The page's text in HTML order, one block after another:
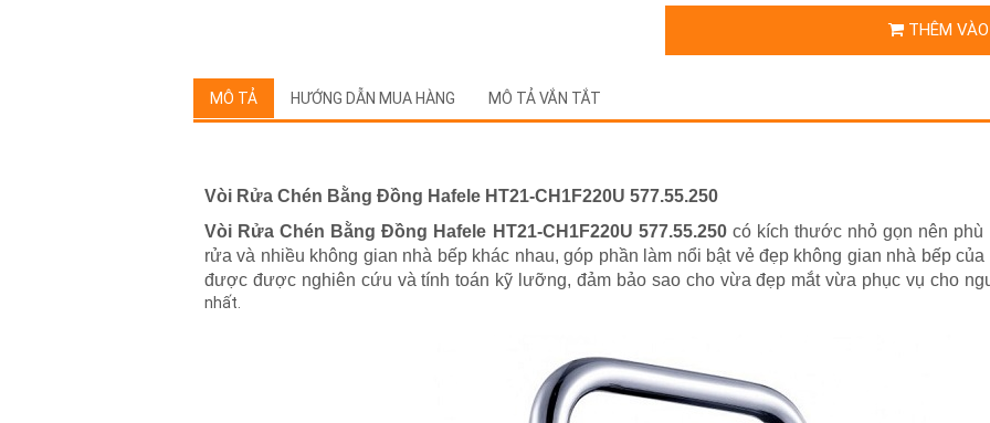
THÊM
MÔ TẢ HƯỚNG DẪN MUA HÀNG MÔ TẢ VẮN TẮT
Vòi Rửa Chén Bằng Đồng Hafele HT21-CH1F220U 577.55.250
Vòi Rửa Chén Bằng Đồng Hafele HT21-CH1F220U 577.55.250 có kích thước nhỏ gọn nên
rửa và nhiều không gian nhà bếp khác nhau, góp phần làm nổi bật vẻ đẹp không gian nhà bếp
được được nghiên cứu và tính toán kỹ lưỡng, đảm bảo sao cho vừa đẹp mắt vừa phục vụ cho
nhất.